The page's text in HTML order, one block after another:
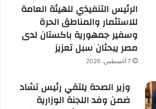
الرئيس التنفيذي للهيئة العامة
للاستثمار والمناطق الحرة
وسفير جمهورية باكستان لدى
مصر يبحثان سبل تعزيز
7 أغسطس، 2026
وزير الصحة يلتقي رئيس تشاد
ضمن وفد اللجنة الوزارية